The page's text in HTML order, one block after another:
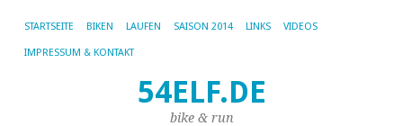
STARTSEITE BIKEN LAUFEN SAISON 2014 LINKS VIDEOS
IMPRESSUM & KONTAKT
54ELF.DE
bike & run